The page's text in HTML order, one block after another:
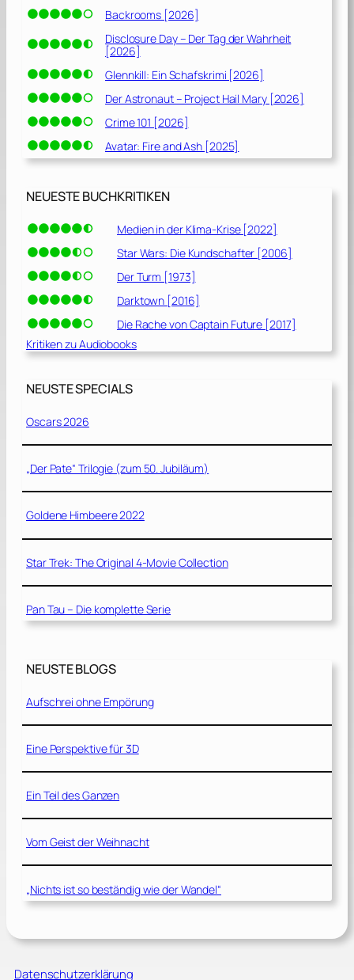
Backrooms [2026]
Disclosure Day – Der Tag der Wahrheit
[2026]
Glennkill: Ein Schafskrimi [2026]
Der Astronaut – Project Hail Mary [2026]
Crime 101 [2026]
Avatar: Fire and Ash [2025]
NEUESTE BUCHKRITIKEN
Medien in der Klima-Krise [2022]
Star Wars: Die Kundschafter [2006]
Der Turm [1973]
Darktown [2016]
Die Rache von Captain Future [2017]
Kritiken zu Audiobooks
NEUSTE SPECIALS
Oscars 2026
„Der Pate“ Trilogie (zum 50. Jubiläum)
Goldene Himbeere 2022
Star Trek: The Original 4-Movie Collection
Pan Tau – Die komplette Serie
NEUSTE BLOGS
Aufschrei ohne Empörung
Eine Perspektive für 3D
Ein Teil des Ganzen
Vom Geist der Weihnacht
„Nichts ist so beständig wie der Wandel“
Datenschutzerklärung